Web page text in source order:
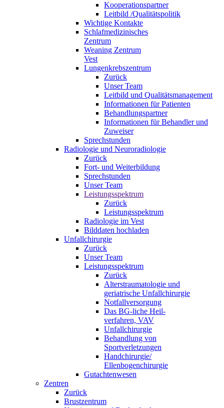
Kooperationspartner
Leitbild /Qualitätspolitik
Wichtige Kontakte
Schlafmedizinisches
Zentrum
Weaning Zentrum
Vest
Lungenkrebszentrum
Zurück
Unser Team
Leitbild und Qualitätsmanagement
Informationen für Patienten
Behandlungspartner
Informationen für Behandler und
Zuweiser
Sprechstunden
Radiologie und Neuroradiologie
Zurück
Fort- und Weiterbildung
Sprechstunden
Unser Team
Leistungsspektrum
Zurück
Leistungsspektrum
Radiologie im Vest
Bilddaten hochladen
Unfallchirurgie
Zurück
Unser Team
Leistungsspektrum
Zurück
Alterstraumatologie und
geriatrische Unfallchirurgie
Notfallversorgung
Das BG-liche Heil-
verfahren, VAV
Unfallchirurgie
Behandlung von
Sportverletzungen
Handchirurgie/
Ellenbogenchirurgie
Gutachtenwesen
Zentren
Zurück
Brustzentrum